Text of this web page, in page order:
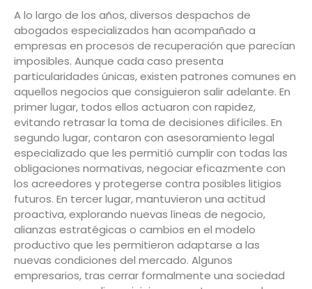
A lo largo de los años, diversos despachos de
abogados especializados han acompañado a
empresas en procesos de recuperación que parecían
imposibles. Aunque cada caso presenta
particularidades únicas, existen patrones comunes en
aquellos negocios que consiguieron salir adelante. En
primer lugar, todos ellos actuaron con rapidez,
evitando retrasar la toma de decisiones difíciles. En
segundo lugar, contaron con asesoramiento legal
especializado que les permitió cumplir con todas las
obligaciones normativas, negociar eficazmente con
los acreedores y protegerse contra posibles litigios
futuros. En tercer lugar, mantuvieron una actitud
proactiva, explorando nuevas líneas de negocio,
alianzas estratégicas o cambios en el modelo
productivo que les permitieron adaptarse a las
nuevas condiciones del mercado. Algunos
empresarios, tras cerrar formalmente una sociedad